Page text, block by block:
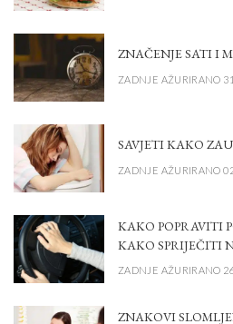
ZNAČENJE SATI I
ZADNJE AŽURIRANO
SAVJETI KAKO
ZADNJE AŽURIRANO
KAKO POPRAVITI
KAKO SPRIJEČITI
ZADNJE AŽURIRANO
ZNAKOVI